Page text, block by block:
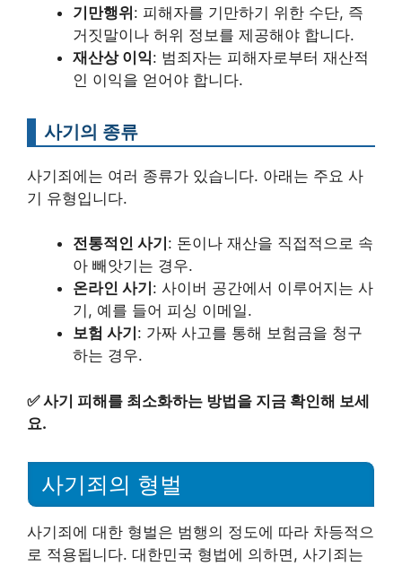
기만행위: 피해자를 기만하기 위한 수단, 즉
거짓말이나 허위 정보를 제공해야 합니다.
재산상 이익: 범죄자는 피해자로부터 재산적
인 이익을 얻어야 합니다.
사기의 종류
사기죄에는 여러 종류가 있습니다. 아래는 주요 사
기 유형입니다.
전통적인 사기 : 돈이나 재산을 직접적으로 속
아 빼앗기는 경우.
온라인 사기 : 사이버 공간에서 이루어지는 사
기, 예를 들어 피싱 이메일.
보험 사기 : 가짜 사고를 통해 보험금을 청구
하는 경우.
✅사기 피해를 최소화하는 방법을 지금 확인해 보세
요.
사기죄의 형벌
사기죄에 대한 형벌은 범행의 정도에 따라 차등적으
로 적용됩니다. 대한민국 형법에 의하면, 사기죄는